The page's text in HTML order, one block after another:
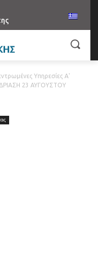
Υπηρεσίες Α'
23 ΑΥΓΟΥΣΤΟΥ